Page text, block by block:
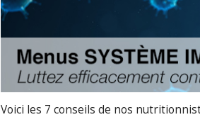
Voici les 7 conseils de nos